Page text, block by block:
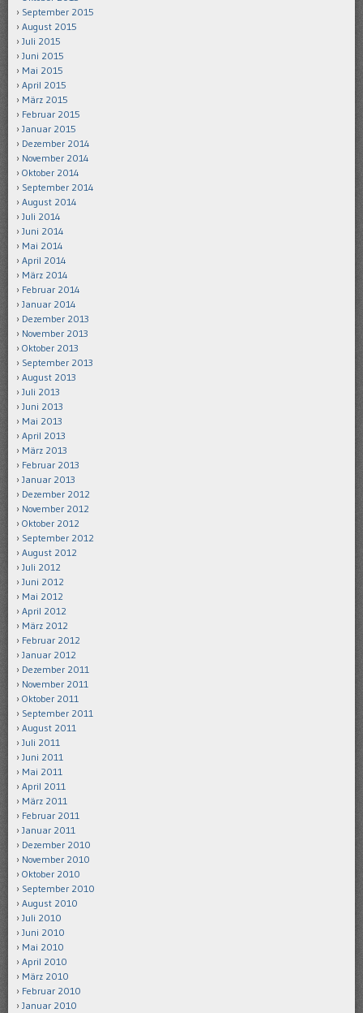
September 2015
August 2015
Juli 2015
Juni 2015
Mai 2015
April 2015
März 2015
Februar 2015
Januar 2015
Dezember 2014
November 2014
Oktober 2014
September 2014
August 2014
Juli 2014
Juni 2014
Mai 2014
April 2014
März 2014
Februar 2014
Januar 2014
Dezember 2013
November 2013
Oktober 2013
September 2013
August 2013
Juli 2013
Juni 2013
Mai 2013
April 2013
März 2013
Februar 2013
Januar 2013
Dezember 2012
November 2012
Oktober 2012
September 2012
August 2012
Juli 2012
Juni 2012
Mai 2012
April 2012
März 2012
Februar 2012
Januar 2012
Dezember 2011
November 2011
Oktober 2011
September 2011
August 2011
Juli 2011
Juni 2011
Mai 2011
April 2011
März 2011
Februar 2011
Januar 2011
Dezember 2010
November 2010
Oktober 2010
September 2010
August 2010
Juli 2010
Juni 2010
Mai 2010
April 2010
März 2010
Februar 2010
Januar 2010